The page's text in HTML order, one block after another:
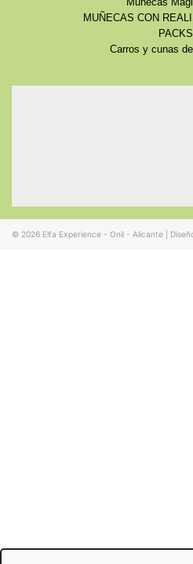
Muñecas
MUÑECAS CON
PACKS
Carros y cunas
© 2026 Elfa Experience - Onil - Alicante